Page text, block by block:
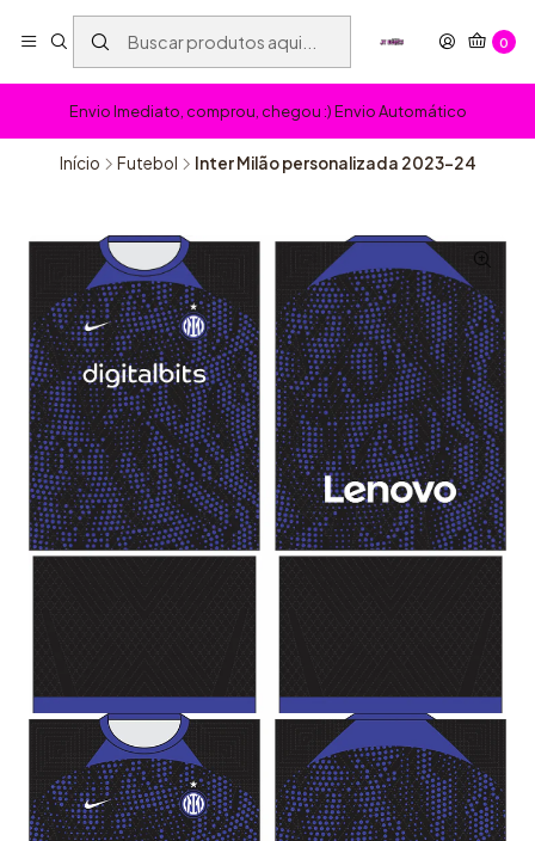
0
Envio Imediato, comprou, chegou :) Envio Automático
Início Futebol Inter Milão personalizada 2023-24